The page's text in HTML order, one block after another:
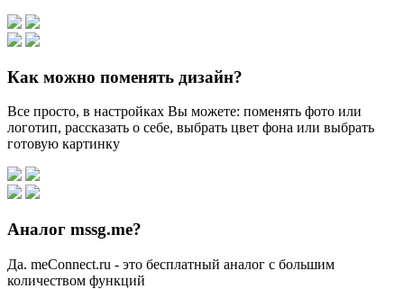
Как можно поменять дизайн?
Все просто, в настройках Вы можете: поменять фото или
логотип, рассказать о себе, выбрать цвет фона или выбрать
готовую картинку
Аналог mssg.me?
Да. meConnect.ru - это бесплатный аналог с большим
количеством функций